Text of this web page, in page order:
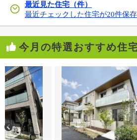
最近見た住宅（件）
最近チェックした住宅が20件保存
今月の特選おすすめ住